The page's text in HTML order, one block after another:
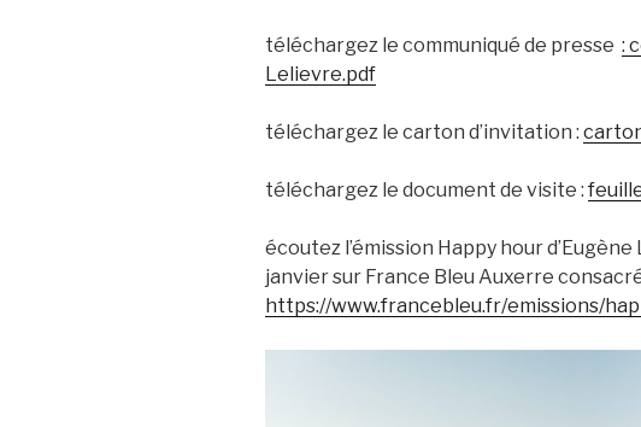
téléchargez le communiqué de presse :
Lelievre.pdf
téléchargez le carton d’invitation :
téléchargez le document de visite :
écoutez l’émission Happy hour
janvier sur France Bleu Auxerre
https://www.francebleu.fr/emissions/